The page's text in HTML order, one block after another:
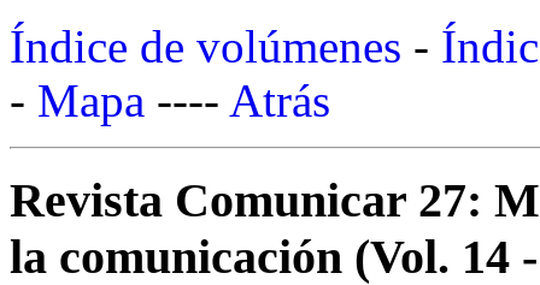
Índice de volúmenes -
- Mapa ---- Atrás
Revista Comunicar 27:
la comunicación (Vol. 14